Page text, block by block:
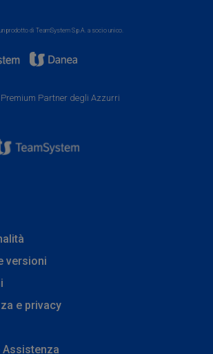
prodotto di TeamSystem S.p.A. a socio unico.
Premium Partner degli Azzurri
versioni
e privacy
Assistenza